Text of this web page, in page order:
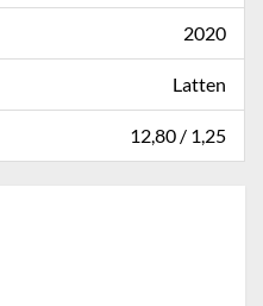
2020
Latten
12,80 / 1,25